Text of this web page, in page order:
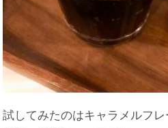
試してみたのはキャラメルフ